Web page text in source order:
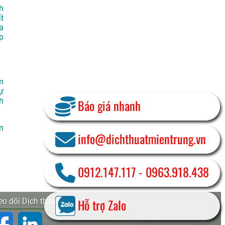
dõi Dịch thuật Miền Trung
Báo giá nhanh
info@dichthuatmientrung.vn
0912.147.117- 0963.918.438
Hỗ trợ Zalo